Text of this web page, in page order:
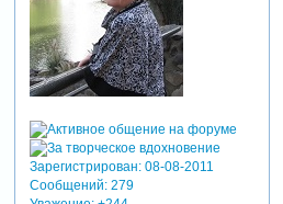
Зарегистрирован: 08-08-2011
Сообщений:279